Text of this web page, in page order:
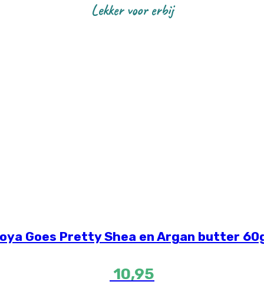
Lekker voor erbij
Goes Pretty Shea en Argan butter
10,95